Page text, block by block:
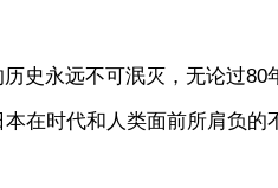
永远不可泯灭，无论过80
时代和人类面前所肩负的